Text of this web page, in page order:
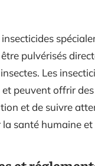
pulvérisés
Les
peuvent offrir
et de suivre
santé humaine et